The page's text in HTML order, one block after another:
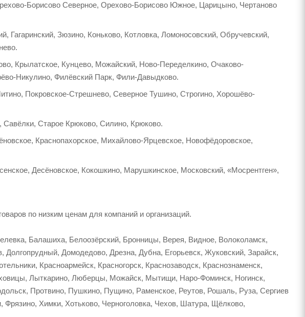
Борисово Северное, Орехово-Борисово Южное, Царицыно, Чертаново
Гагаринский, Зюзино, Коньково, Котловка, Ломоносовский, Обручевский,
Крылатское, Кунцево, Можайский, Ново-Переделкино, Очаково-
Никулино, Филёвский Парк, Фили-Давыдково.
Покровское-Стрешнево, Северное Тушино, Строгино, Хорошёво-
Савёлки, Старое Крюково, Силино, Крюково.
Краснопахорское, Михайлово-Ярцевское, Новофёдоровское,
Десёновское, Кокошкино, Марушкинское, Московский, «Мосрентген»,
по низким ценам для компаний и организаций.
Балашиха, Белоозёрский, Бронницы, Верея, Видное, Волоколамск,
Домодедово, Дрезна, Дубна, Егорьевск, Жуковский, Зарайск,
Красноармейск, Красногорск, Краснозаводск, Краснознаменск,
Лыткарино, Люберцы, Можайск, Мытищи, Наро-Фоминск, Ногинск,
Протвино, Пушкино, Пущино, Раменское, Реутов, Рошаль, Руза, Сергиев
Химки, Хотьково, Черноголовка, Чехов, Шатура, Щёлково,